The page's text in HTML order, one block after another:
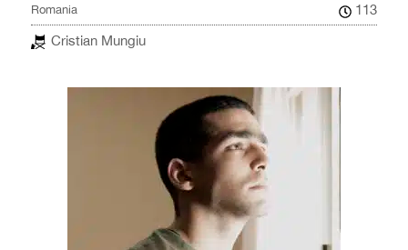
Romania
113
Cristian Mungiu